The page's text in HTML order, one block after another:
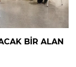
BİR ALAN